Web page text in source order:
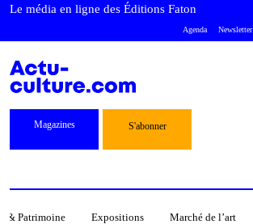
Le média en ligne des Éditions Faton
Agenda Newsletter
Magazines S'abonner
& Patrimoine Expositions Marché de l’art